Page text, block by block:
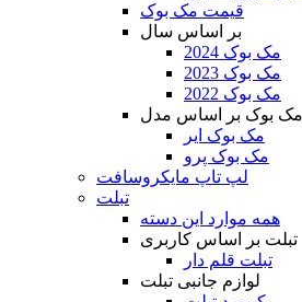
قیمت مک بوک
بر اساس سال
مک بوک 2024
مک بوک 2023
مک بوک 2022
مک بوک بر اساس مدل
مک بوک ایر
مک بوک پرو
لپ تاپ مایکروسافت
تبلت
همه موارد این دسته
تبلت بر اساس کاربری
تبلت قلم دار
لوازم جانبی تبلت